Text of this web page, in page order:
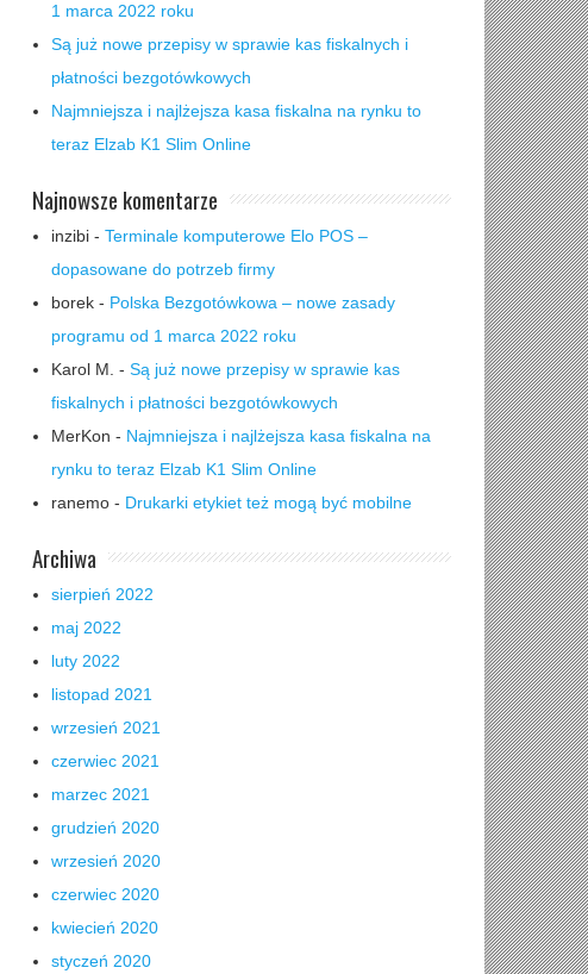
1 marca 2022 roku
Są już nowe przepisy w sprawie kas fiskalnych i
płatności bezgotówkowych
Najmniejsza i najlżejsza kasa fiskalna na rynku to
teraz Elzab K1 Slim Online
Najnowsze komentarze
inzibi - Terminale komputerowe Elo POS –
dopasowane do potrzeb firmy
borek - Polska Bezgotówkowa – nowe zasady
programu od 1 marca 2022 roku
Karol M. - Są już nowe przepisy w sprawie kas
fiskalnych i płatności bezgotówkowych
MerKon - Najmniejsza i najlżejsza kasa fiskalna na
rynku to teraz Elzab K1 Slim Online
ranemo - Drukarki etykiet też mogą być mobilne
Archiwa
sierpień 2022
maj 2022
luty 2022
listopad 2021
wrzesień 2021
czerwiec 2021
marzec 2021
grudzień 2020
wrzesień 2020
czerwiec 2020
kwiecień 2020
styczeń 2020